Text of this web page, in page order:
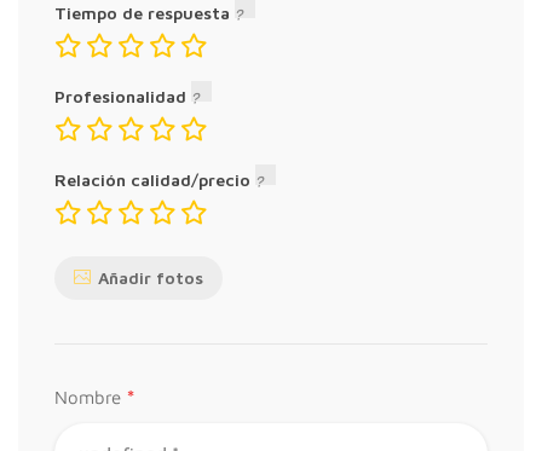
Tiempo de respuesta
Profesionalidad
Relación calidad/precio
Añadir fotos
Nombre *